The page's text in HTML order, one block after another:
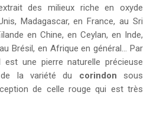
des milieux riche en oxyde
Madagascar, en France, au Sri
en Chine, en Ceylan, en Inde,
Brésil, en Afrique en général… Par
est une pierre naturelle précieuse
la variété du corindon sous
de celle rouge qui est très